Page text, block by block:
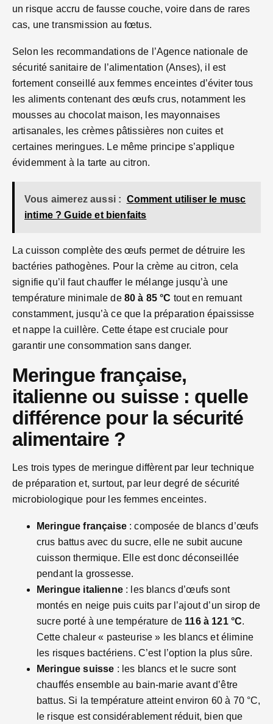
un risque accru de fausse couche, voire dans de rares
cas, une transmission au fœtus.
Selon les recommandations de l’Agence nationale de
sécurité sanitaire de l’alimentation (Anses), il est
fortement conseillé aux femmes enceintes d’éviter tous
les aliments contenant des œufs crus, notamment les
mousses au chocolat maison, les mayonnaises
artisanales, les crèmes pâtissières non cuites et
certaines meringues. Le même principe s’applique
évidemment à la tarte au citron.
Vous aimerez aussi : Comment utiliser le musc
intime ? Guide et bienfaits
La cuisson complète des œufs permet de détruire les
bactéries pathogènes. Pour la crème au citron, cela
signifie qu’il faut chauffer le mélange jusqu’à une
température minimale de 80 à 85 °C tout en remuant
constamment, jusqu’à ce que la préparation épaississe
et nappe la cuillère. Cette étape est cruciale pour
garantir une consommation sans danger.
Meringue française,
italienne ou suisse : quelle
différence pour la sécurité
alimentaire ?
Les trois types de meringue diffèrent par leur technique
de préparation et, surtout, par leur degré de sécurité
microbiologique pour les femmes enceintes.
Meringue française: composée de blancs d’œufs
crus battus avec du sucre, elle ne subit aucune
cuisson thermique. Elle est donc déconseillée
pendant la grossesse.
Meringue italienne: les blancs d’œufs sont
montés en neige puis cuits par l’ajout d’un sirop de
sucre porté à une température de 116 à 121 °C.
Cette chaleur « pasteurise » les blancs et élimine
les risques bactériens. C’est l’option la plus sûre.
Meringue suisse : les blancs et le sucre sont
chauffés ensemble au bain-marie avant d’être
battus. Si la température atteint environ 60 à 70 °C,
le risque est considérablement réduit, bien que